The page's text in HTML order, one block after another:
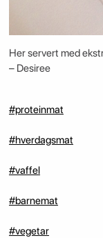
Her servert med
– Desiree
#proteinmat
#hverdagsmat
#vaffel
#barnemat
#vegetar